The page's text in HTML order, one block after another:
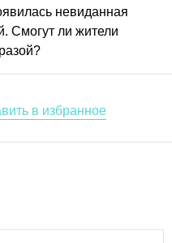
невиданная
Смогут ли жители